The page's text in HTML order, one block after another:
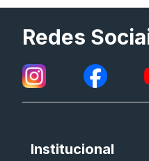
Redes
Institucional